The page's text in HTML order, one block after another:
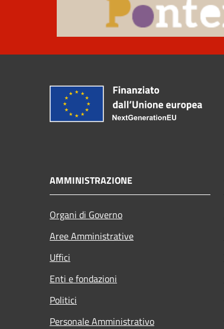
AMMINISTRAZIONE
Organi di Governo
Aree Amministrative
Uffici
Enti e fondazioni
Politici
Personale Amministrativo